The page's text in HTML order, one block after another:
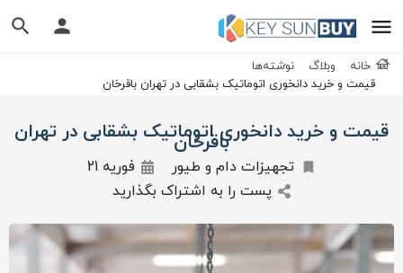
خانه وبلاگ
نوشته‌ها
قیمت و خرید دانخوری اتوماتیک بشقابی در تهران باقرخان
قیمت و خرید دانخوری اتوماتیک بشقابی در تهران
باقرخان
تجهیزات دام و طیور
فوریه 21
پست را به اشتراک بگذارید